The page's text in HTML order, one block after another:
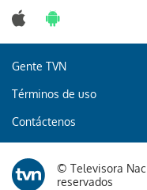
Gente TVN
Términos de uso
Contáctenos
© Televisora
reservados